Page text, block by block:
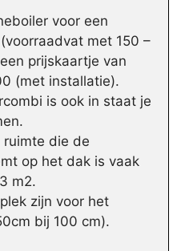
voor een
met 150 –
prijskaartje van
(met installatie).
is ook in staat je
ruimte die de
op het dak is vaak
m2.
zijn voor het
bij 100 cm).